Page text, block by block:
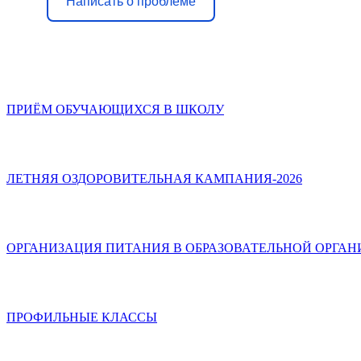
ПРИЁМ ОБУЧАЮЩИХСЯ В ШКОЛУ
ЛЕТНЯЯ ОЗДОРОВИТЕЛЬНАЯ КАМПАНИЯ-2026
ОРГАНИЗАЦИЯ ПИТАНИЯ В ОБРАЗОВАТЕЛЬНОЙ
ПРОФИЛЬНЫЕ КЛАССЫ